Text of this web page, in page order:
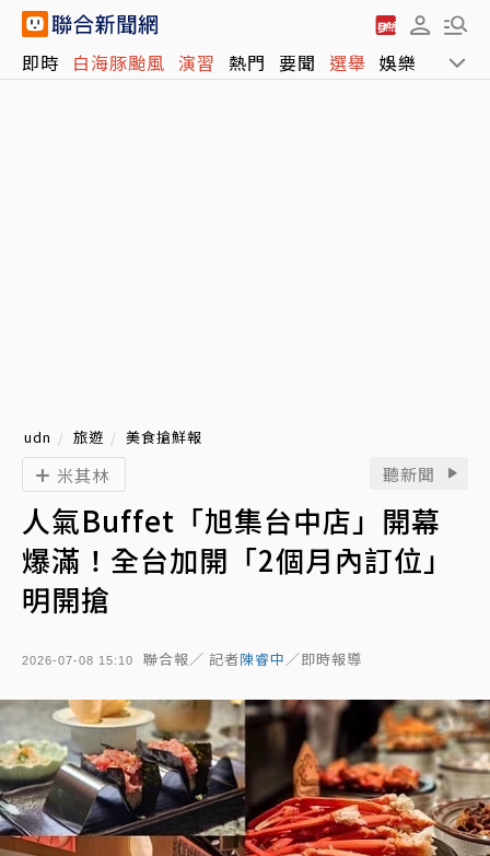
即時 白海豚颱風 演習 熱門 要聞 選舉 娛樂 運動
udn 旅遊 美食搶鮮報
聽新聞
人氣Buffet「旭集台中店」開幕
爆滿！全台加開「2個月內訂位」
明開搶
2026-07-08 15:10 聯合報／ 記者陳睿中／即時報導
米其林